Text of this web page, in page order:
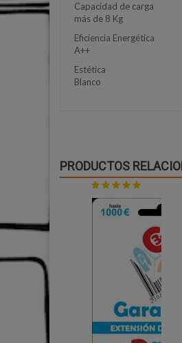
Capacidad de carga
más de 8 Kg
Eficiencia Energética
A++
Estética
Blanco
PRODUCTOS